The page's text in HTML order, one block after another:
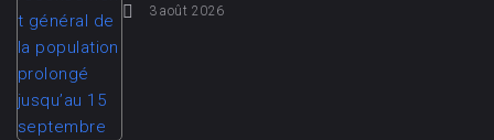
3 août 2026